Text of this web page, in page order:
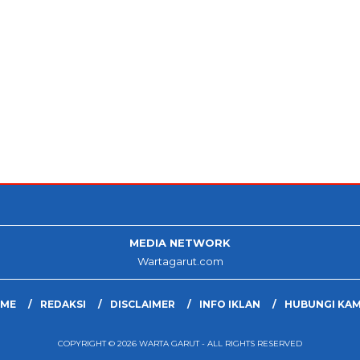
MEDIA NETWORK
Wartagarut.com
REDAKSI DISCLAIMER INFO IKLAN HUBUNGI
COPYRIGHT © 2026 WARTA GARUT - ALL RIGHTS RESERVED